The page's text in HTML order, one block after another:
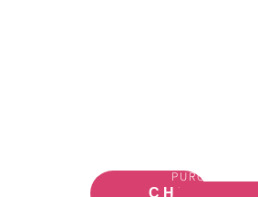
CHECK
PURCHASE